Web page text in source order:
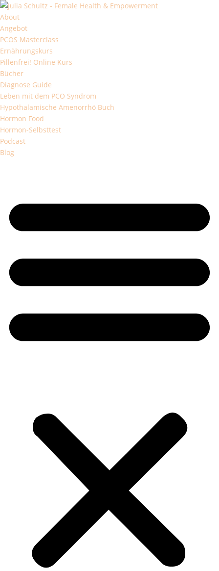
About
Angebot
PCOS Masterclass
Ernährungskurs
Pillenfrei! Online Kurs
Bücher
Diagnose Guide
Leben mit dem PCO Syndrom
Hypothalamische Amenorrhö Buch
Hormon Food
Hormon-Selbsttest
Podcast
Blog